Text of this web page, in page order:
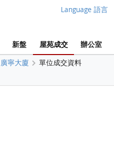
Language 語言
新盤 屋苑成交 辦公室
廣寧大廈 單位成交資料